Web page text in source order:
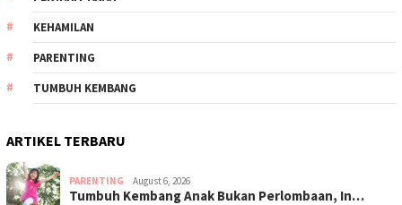
KEHAMILAN
PARENTING
TUMBUH KEMBANG
ARTIKEL TERBARU
PARENTING August 6, 2026
Tumbuh Kembang Anak Bukan Perlombaan, In…